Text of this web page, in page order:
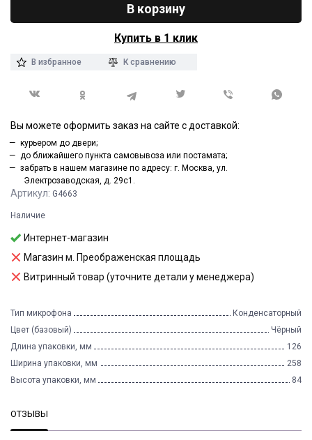
Артикул: G4663
Наличие
Интернет-магазин
Магазин м. Преображенская площадь
Витринный товар (уточните детали у менеджера)
Тип микрофона
Конденсаторный
Цвет (базовый)
Чёрный
Длина упаковки, мм
126
Ширина упаковки, мм
258
Высота упаковки, мм
84
В корзину
Купить в 1 клик
В избранное К сравнению
Вы можете оформить заказ на сайте с доставкой:
курьером до двери;
до ближайшего пункта самовывоза или постамата;
забрать в нашем магазине по адресу: г. Москва, ул.
Электрозаводская, д. 29с1.
ОТЗЫВЫ